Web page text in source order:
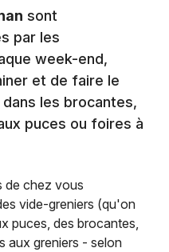
sont
par les
week-end,
et de faire le
les brocantes,
puces ou foires à
de chez vous
vide-greniers (qu'on
puces, des brocantes,
aux greniers - selon